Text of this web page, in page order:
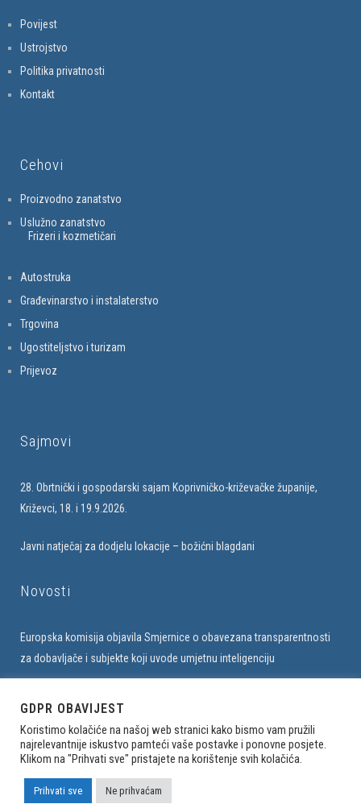
Povijest
Ustrojstvo
Politika privatnosti
Kontakt
Cehovi
Proizvodno zanatstvo
Uslužno zanatstvo
Frizeri i kozmetičari
Autostruka
Građevinarstvo i instalaterstvo
Trgovina
Ugostiteljstvo i turizam
Prijevoz
Sajmovi
28. Obrtnički i gospodarski sajam Koprivničko-križevačke županije,
Križevci, 18. i 19.9.2026.
Javni natječaj za dodjelu lokacije – božićni blagdani
Novosti
Europska komisija objavila Smjernice o obavezana transparentnosti
za dobavljače i subjekte koji uvode umjetnu inteligenciju
Sva prava pridržana. Udruženje obrtnika Sesvete © 2023
GDPR OBAVIJEST
Koristimo kolačiće na našoj web stranici kako bismo vam pružili
najrelevantnije iskustvo pamteći vaše postavke i ponovne posjete.
Klikom na "Prihvati sve" pristajete na korištenje svih kolačića.
Prihvati sve Ne prihvaćam